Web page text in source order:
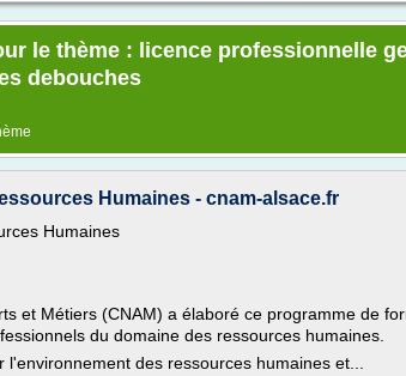
le thème : licence professionnelle
debouches
Humaines - cnam-alsace.fr
Humaines
et Métiers (CNAM) a élaboré ce programme de
du domaine des ressources humaines.
des ressources humaines et...